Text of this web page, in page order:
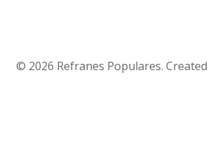
© 2026 Refranes Populares.